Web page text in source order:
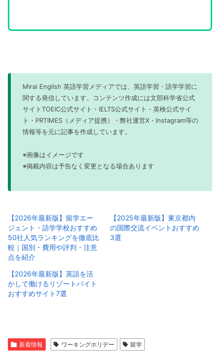
Mirai English 英語学習メディアでは、英語学習・語学学習に
関する発信しています。コンテンツ作成には文部科学省公式
サイトTOEIC公式サイト・IELTS公式サイト・英検公式サイ
ト・PRTIMES（メディア提携）・弊社運営X・Instagram等の
情報等を元に記事を作成しています。
※画像はイメージです
※掲載内容は予告なく変更となる場合あります
【2026年最新版】留学エー
ジェント・語学学校おすすめ
50社人気ランキングを徹底比
較｜国別・費用や評判・注意
点を紹介
【2025年最新版】東京都内
の国際交流イベントおすすめ
3選
【2026年最新版】英語を活
かして働けるリゾートバイト
おすすめサイト7選
新着情報 ワーキングホリデー 留学